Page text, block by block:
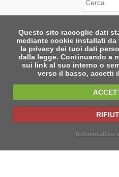
Cerca
Questo sito raccoglie dati
mediante cookie installati
la privacy dei tuoi dati
dalla legge. Continuando a
sui link al suo interno o
verso il basso, accetti
Informativa